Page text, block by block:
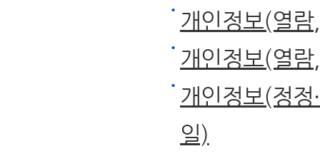
개인정보(열
개인정보(열
개인정보(정
일)